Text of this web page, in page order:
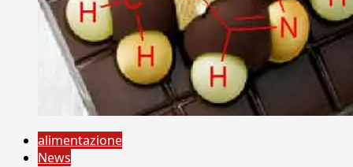
alimentazione
News